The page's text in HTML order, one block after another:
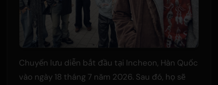
Chuyến lưu diễn bắt đầu tại Incheon, Hàn Quốc
vào ngày 18 tháng 7 năm 2026. Sau đó, họ sẽ